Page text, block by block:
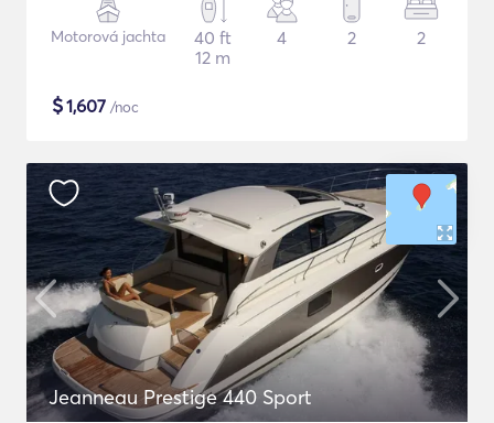
Motorová jachta
40 ft
12 m
4 2 2
$1,607 /noc
Jeanneau Prestige 440 Sport